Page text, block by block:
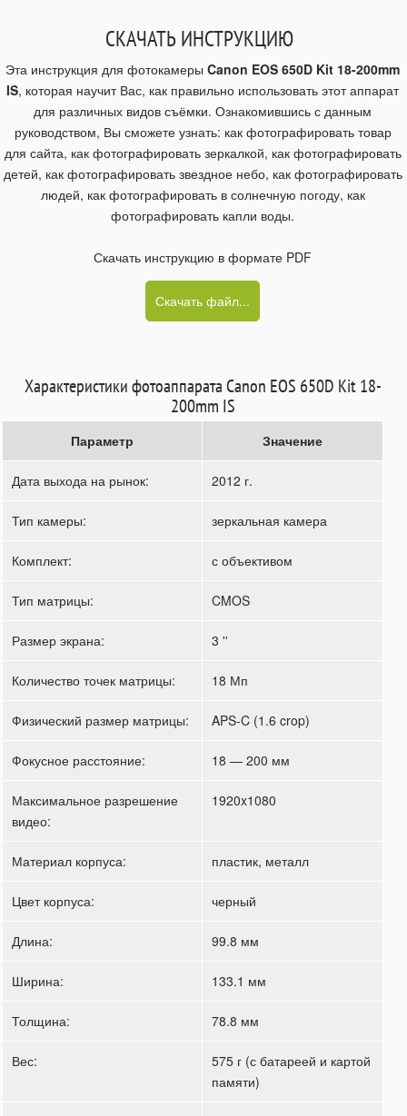
СКАЧАТЬ ИНСТРУКЦИЮ
Эта инструкция для фотокамерыCanon EOS 650D Kit 18-200mm
IS, которая научит Вас, как правильно использовать этот аппарат
для различных видов съёмки. Ознакомившись с данным
руководством, Вы сможете узнать: как фотографировать товар
для сайта, как фотографировать зеркалкой, как фотографировать
детей, как фотографировать звездное небо, как фотографировать
людей, как фотографировать в солнечную погоду, как
фотографировать капли воды.
Скачать инструкцию в формате PDF
Скачать файл...
Характеристики фотоаппарата Canon EOS 650D Kit 18-
200mm IS
Параметр Значение
Дата выхода на рынок: 2012 г.
Тип камеры: зеркальная камера
Комплект: с объективом
Тип матрицы: CMOS
Размер экрана: 3 ''
Количество точек матрицы: 18 Мп
Физический размер матрицы: APS-C (1.6 crop)
Фокусное расстояние: 18 — 200 мм
Максимальное разрешение
видео:
1920x1080
Материал корпуса: пластик, металл
Цвет корпуса: черный
Длина: 99.8 мм
Ширина: 133.1 мм
Толщина: 78.8 мм
Вес:
575 г (с батареей и картой
памяти)